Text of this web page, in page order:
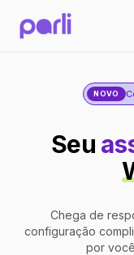
NOVO
Seu
Chega de
configuração
por